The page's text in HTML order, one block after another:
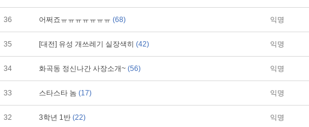
36 어쩌죠ㅠㅠㅠㅠㅠㅠㅠ (68) 익명
35 [대전] 유성 개쓰레기 실장색히 (42) 익명
34 화곡동 정신나간 사장소개~ (56) 익명
33 스타스타 놈 (17) 익명
32 3학년 1반 (22) 익명